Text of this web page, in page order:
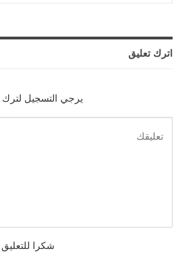
اترك تعليق
يرجي التسجيل لترك
شكرا للتعليق